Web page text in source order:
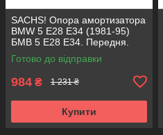
SACHS! Опора амортизатора
BMW 5 E28 E34 (1981-95)
БМВ 5 Е28 Е34. Передня.
SM1000 , 803151 , KB650.00 ,
VKDC35801
Готово до відправки
984 ₴ 1 231 ₴
Купити